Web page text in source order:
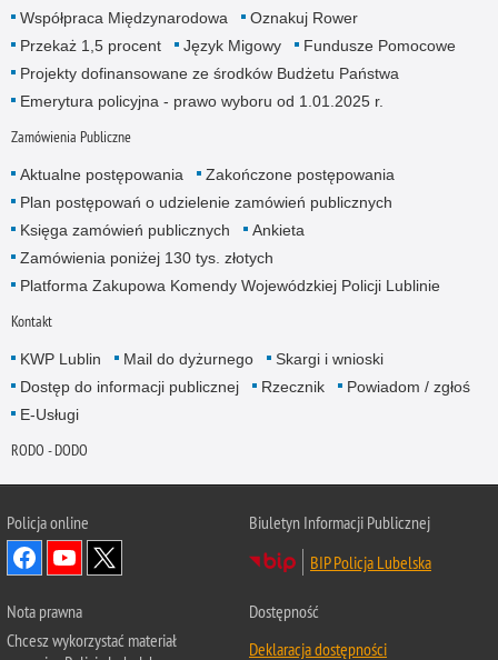
Współpraca Międzynarodowa
Oznakuj Rower
Przekaż 1,5 procent
Język Migowy
Fundusze Pomocowe
Projekty dofinansowane ze środków Budżetu Państwa
Emerytura policyjna - prawo wyboru od 1.01.2025 r.
Zamówienia Publiczne
Aktualne postępowania
Zakończone postępowania
Plan postępowań o udzielenie zamówień publicznych
Księga zamówień publicznych
Ankieta
Zamówienia poniżej 130 tys. złotych
Platforma Zakupowa Komendy Wojewódzkiej Policji Lublinie
Kontakt
KWP Lublin Mail do dyżurnego
Skargi i wnioski
Dostęp do informacji publicznej
Rzecznik
Powiadom / zgłoś
E-Usługi
RODO - DODO
Policja online
Biuletyn Informacji Publicznej
BIP Policja Lubelska
Nota prawna
Chcesz wykorzystać materiał
Dostępność
Deklaracja dostępności